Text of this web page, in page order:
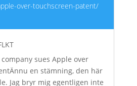
over-touchscreen-patent/
sues Apple over
en stämning, den här
Jag bryr mig egentligen inte